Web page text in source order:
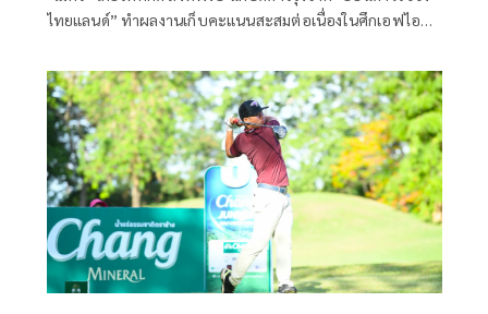
ไทยแลนด์” ทำผลงานเก็บคะแนนสะสมต่อเนื่องในศึกเอฟไอ
ชิพ สนามที่ 2 เอสโตริล ราวด์ ณ เซอร์กิตโต โด เอสโตริล
ประเทศโปรตุเกส เมื่อวันอาทิตย์ที่ 14 มิถุนายน ที่ผ่านมา